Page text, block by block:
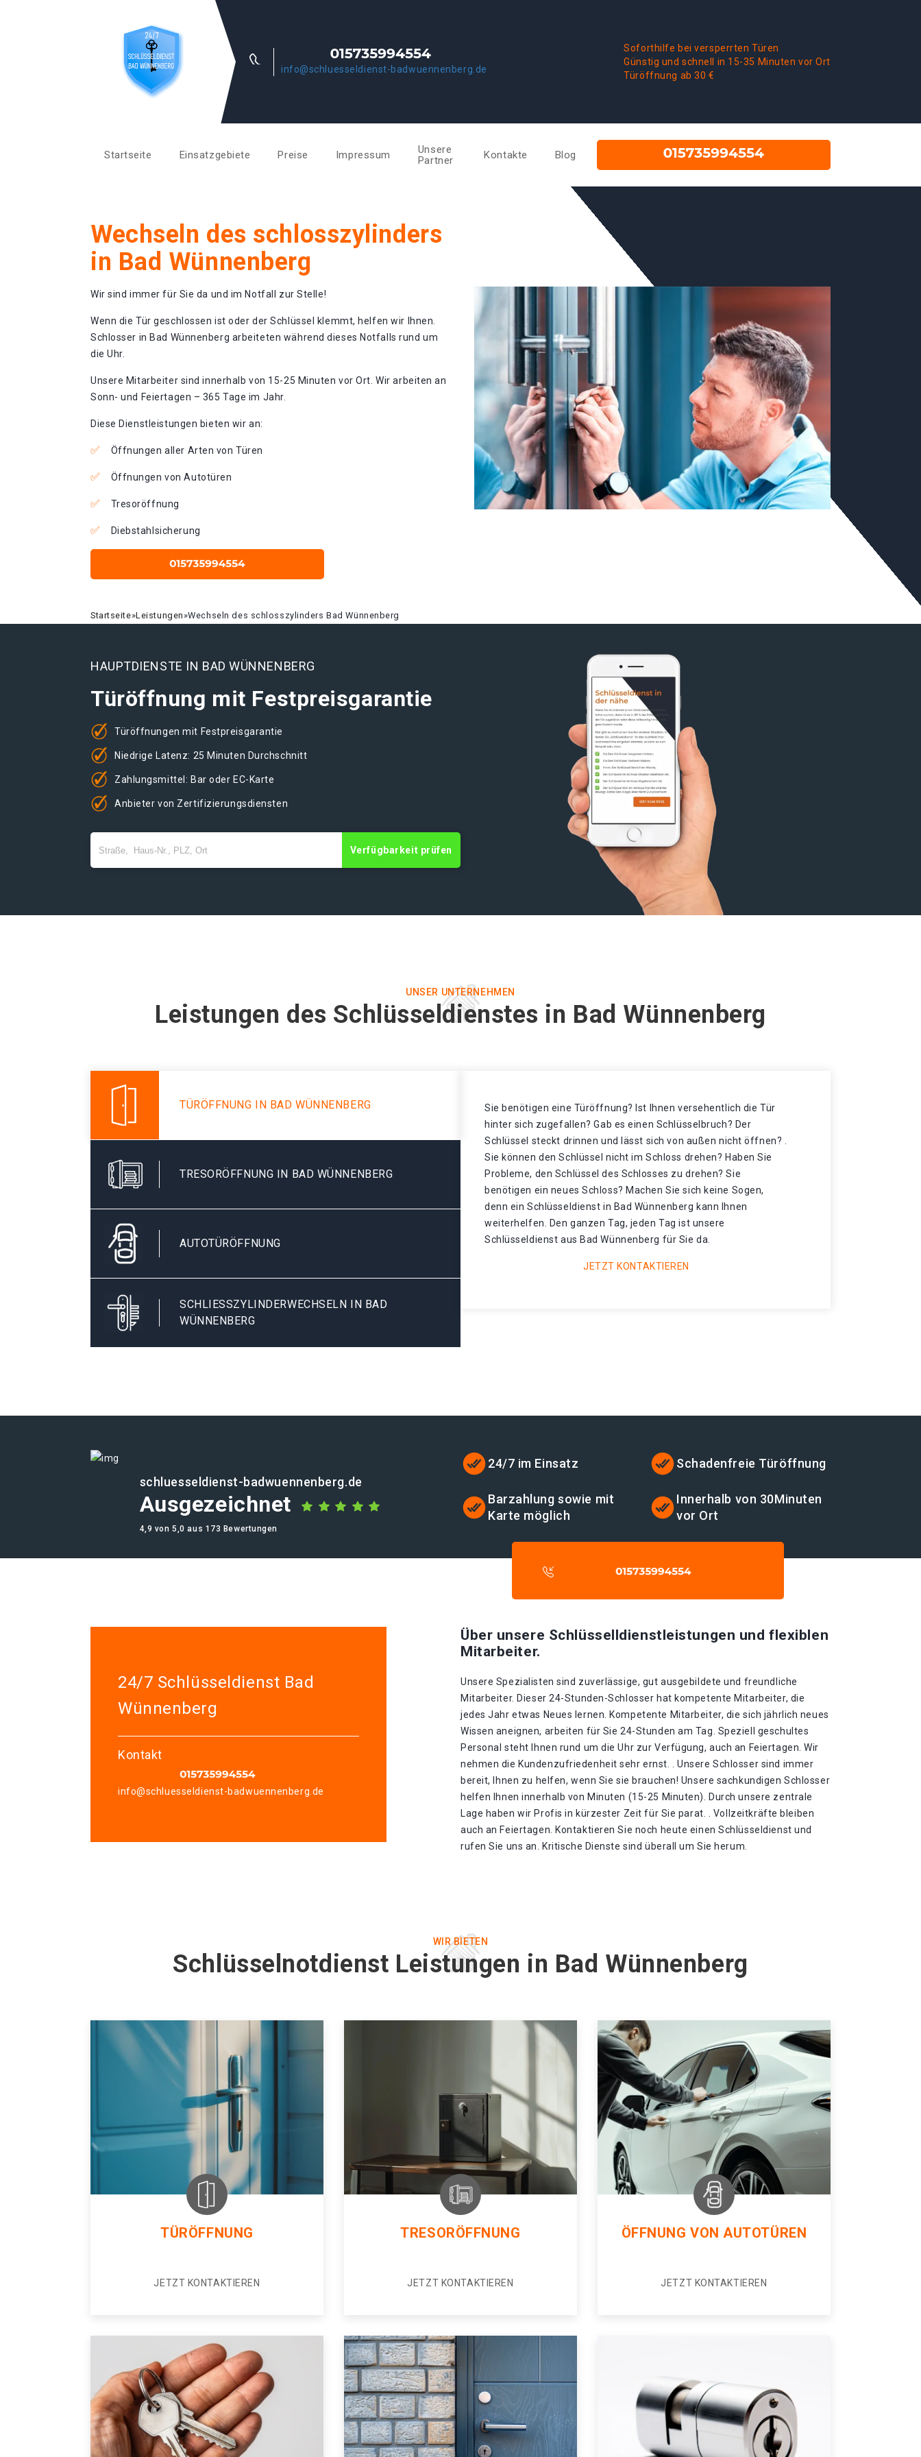
info@schluesseldienst-badwuennenberg.de
Soforthilfe bei versperrten Türen
Günstig und schnell in 15-35 Minuten vor Ort
Türöffnung ab 30 €
Startseite Einsatzgebiete Preise Impressum
Unsere
Partner
Kontakte Blog
Wechseln des schlosszylinders
in Bad Wünnenberg
Wir sind immer für Sie da und im Notfall zur Stelle!
Wenn die Tür geschlossen ist oder der Schlüssel klemmt, helfen wir Ihnen.
Schlosser in Bad Wünnenberg arbeiteten während dieses Notfalls rund um
die Uhr.
Unsere Mitarbeiter sind innerhalb von 15-25 Minuten vor Ort. Wir arbeiten an
Sonn- und Feiertagen – 365 Tage im Jahr.
Diese Dienstleistungen bieten wir an:
Öffnungen aller Arten von Türen
Öffnungen von Autotüren
Tresoröffnung
Diebstahlsicherung
Startseite»Leistungen»Wechseln des schlosszylinders Bad Wünnenberg
HAUPTDIENSTE IN BAD WÜNNENBERG
Türöffnung mit Festpreisgarantie
Türöffnungen mit Festpreisgarantie
Niedrige Latenz: 25 Minuten Durchschnitt
Zahlungsmittel: Bar oder EC-Karte
Anbieter von Zertifizierungsdiensten
Verfügbarkeit prüfen
UNSER UNTERNEHMEN
Leistungen des Schlüsseldienstes in Bad Wünnenberg
TÜRÖFFNUNG IN BAD WÜNNENBERG
TRESORÖFFNUNG IN BAD WÜNNENBERG
AUTOTÜRÖFFNUNG
SCHLIESSZYLINDERWECHSELN IN BAD W
ÜNNENBERG
Sie benötigen eine Türöffnung? Ist Ihnen versehentlich die Tür
hinter sich zugefallen? Gab es einen Schlüsselbruch? Der
Schlüssel steckt drinnen und lässt sich von außen nicht öffnen? .
Sie können den Schlüssel nicht im Schloss drehen? Haben Sie
Probleme, den Schlüssel des Schlosses zu drehen? Sie
benötigen ein neues Schloss? Machen Sie sich keine Sogen,
denn ein Schlüsseldienst in Bad Wünnenberg kann Ihnen
weiterhelfen. Den ganzen Tag, jeden Tag ist unsere
Schlüsseldienst aus Bad Wünnenberg für Sie da.
JETZT KONTAKTIEREN
schluesseldienst-badwuennenberg.de
Ausgezeichnet
4,9 von 5,0 aus 173 Bewertungen
24/7 im Einsatz Schadenfreie Türöffnung
Barzahlung sowie mit
Karte möglich
Innerhalb von 30Minuten
vor Ort
24/7 Schlüsseldienst Bad
Wünnenberg
Kontakt
info@schluesseldienst-badwuennenberg.de
Über unsere Schlüsselldienstleistungen und flexiblen
Mitarbeiter.
Unsere Spezialisten sind zuverlässige, gut ausgebildete und freundliche
Mitarbeiter. Dieser 24-Stunden-Schlosser hat kompetente Mitarbeiter, die
jedes Jahr etwas Neues lernen. Kompetente Mitarbeiter, die sich jährlich neues
Wissen aneignen, arbeiten für Sie 24-Stunden am Tag. Speziell geschultes
Personal steht Ihnen rund um die Uhr zur Verfügung, auch an Feiertagen. Wir
nehmen die Kundenzufriedenheit sehr ernst. . Unsere Schlosser sind immer
bereit, Ihnen zu helfen, wenn Sie sie brauchen! Unsere sachkundigen Schlosser
helfen Ihnen innerhalb von Minuten (15-25 Minuten). Durch unsere zentrale
Lage haben wir Profis in kürzester Zeit für Sie parat. . Vollzeitkräfte bleiben
auch an Feiertagen. Kontaktieren Sie noch heute einen Schlüsseldienst und
rufen Sie uns an. Kritische Dienste sind überall um Sie herum.
WIR BIETEN
Schlüsselnotdienst Leistungen in Bad Wünnenberg
TÜRÖFFNUNG
JETZT KONTAKTIEREN
TRESORÖFFNUNG
JETZT KONTAKTIEREN
ÖFFNUNG VON AUTOTÜREN
JETZT KONTAKTIEREN